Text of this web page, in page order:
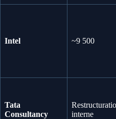
Intel ~9 500
Tata
Consultancy
interne